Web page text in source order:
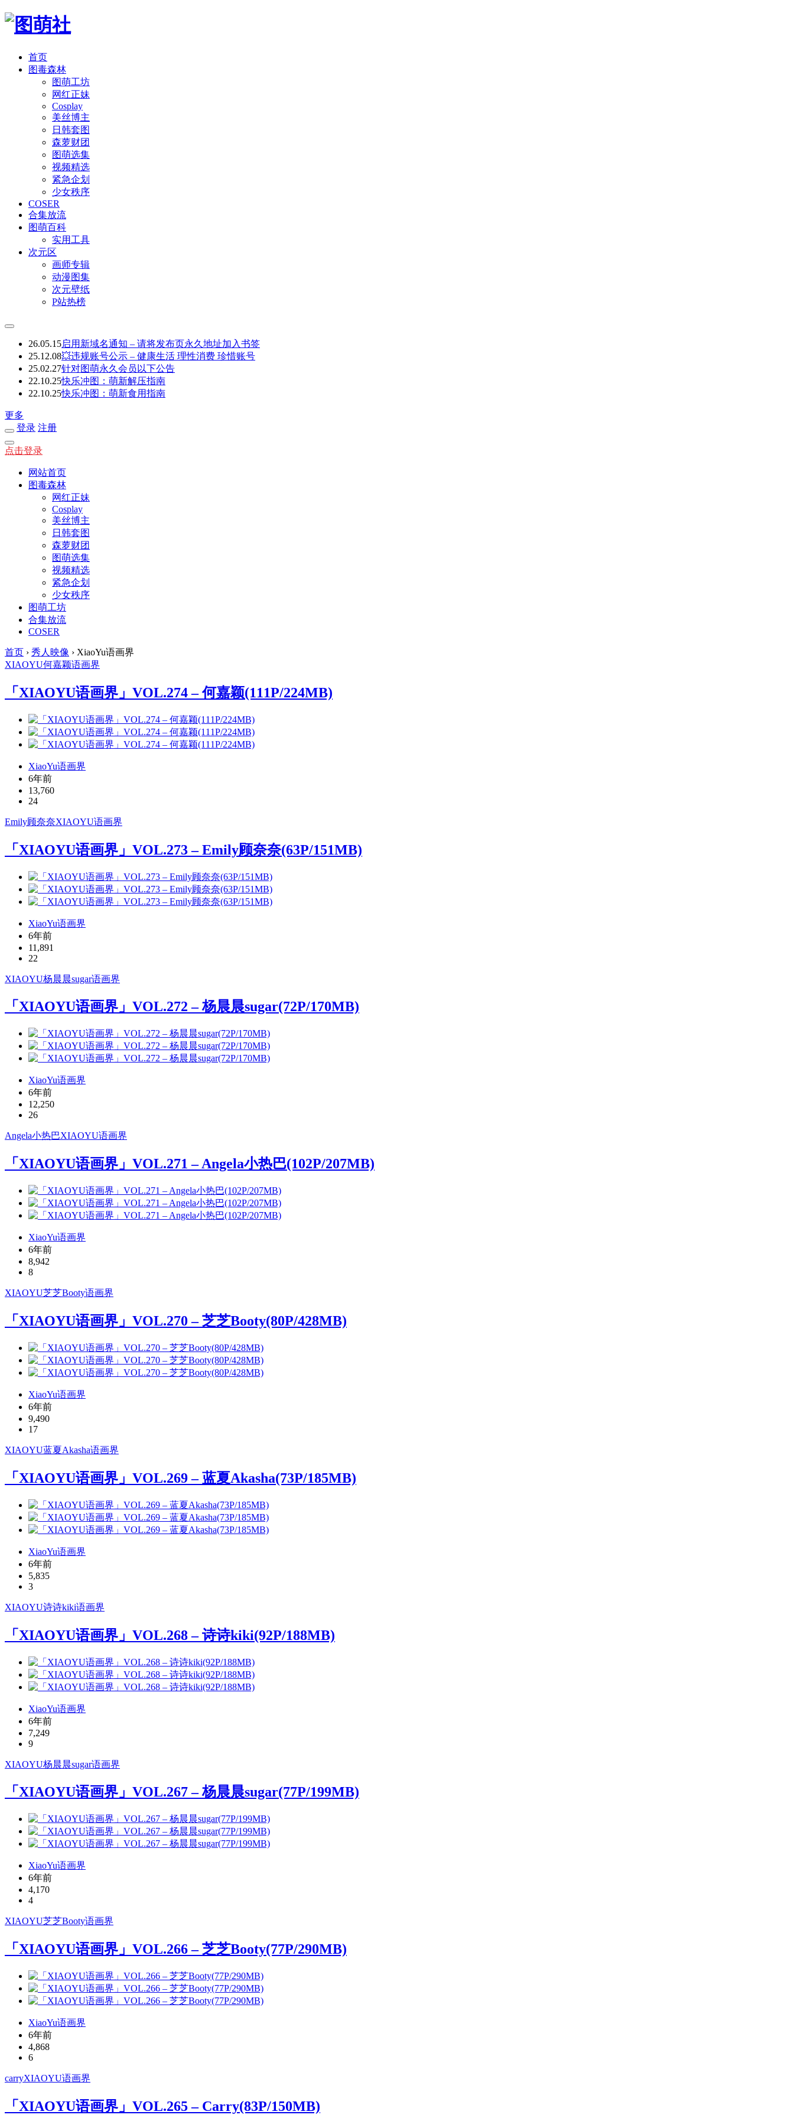
首页
图毒森林
图萌工坊
网红正妹
Cosplay
美丝博主
日韩套图
森萝财团
图萌选集
视频精选
紧急企划
少女秩序
COSER
合集放流
图萌百科
实用工具
次元区
画师专辑
动漫图集
次元壁纸
P站热榜
26.05.15启用新域名通知 – 请将发布页永久地址加入书签
25.12.08💥违规账号公示 – 健康生活 理性消费 珍惜账号
25.02.27针对图萌永久会员以下公告
22.10.25快乐冲图：萌新解压指南
22.10.25快乐冲图：萌新食用指南
更多
登录 注册
点击登录
网站首页
图毒森林
网红正妹
Cosplay
美丝博主
日韩套图
森萝财团
图萌选集
视频精选
紧急企划
少女秩序
图萌工坊
合集放流
COSER
首页 › 秀人映像 › XiaoYu语画界
XIAOYU何嘉颖语画界
「XIAOYU语画界」VOL.274 – 何嘉颖(111P/224MB)
XiaoYu语画界
6年前
13,760
24
Emily顾奈奈XIAOYU语画界
「XIAOYU语画界」VOL.273 – Emily顾奈奈(63P/151MB)
XiaoYu语画界
6年前
11,891
22
XIAOYU杨晨晨sugar语画界
「XIAOYU语画界」VOL.272 – 杨晨晨sugar(72P/170MB)
XiaoYu语画界
6年前
12,250
26
Angela小热巴XIAOYU语画界
「XIAOYU语画界」VOL.271 – Angela小热巴(102P/207MB)
XiaoYu语画界
6年前
8,942
8
XIAOYU芝芝Booty语画界
「XIAOYU语画界」VOL.270 – 芝芝Booty(80P/428MB)
XiaoYu语画界
6年前
9,490
17
XIAOYU蓝夏Akasha语画界
「XIAOYU语画界」VOL.269 – 蓝夏Akasha(73P/185MB)
XiaoYu语画界
6年前
5,835
3
XIAOYU诗诗kiki语画界
「XIAOYU语画界」VOL.268 – 诗诗kiki(92P/188MB)
XiaoYu语画界
6年前
7,249
9
XIAOYU杨晨晨sugar语画界
「XIAOYU语画界」VOL.267 – 杨晨晨sugar(77P/199MB)
XiaoYu语画界
6年前
4,170
4
XIAOYU芝芝Booty语画界
「XIAOYU语画界」VOL.266 – 芝芝Booty(77P/290MB)
XiaoYu语画界
6年前
4,868
6
carryXIAOYU语画界
「XIAOYU语画界」VOL.265 – Carry(83P/150MB)